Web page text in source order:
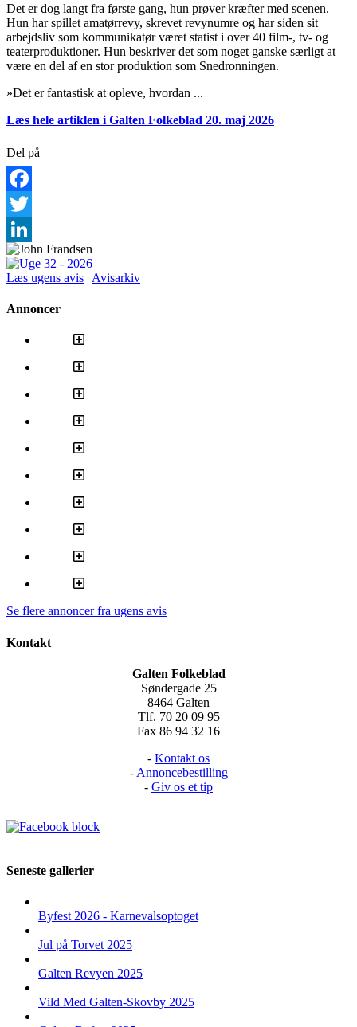
Det er dog langt fra første gang, hun prøver kræfter med scenen.
Hun har spillet amatørrevy, skrevet revynumre og har siden sit
arbejdsliv som kommunikatør været statist i over 40 film-, tv- og
teaterproduktioner. Hun beskriver det som noget ganske særligt at
være en del af en stor produktion som Snedronningen.
»Det er fantastisk at opleve, hvordan ...
Læs hele artiklen i Galten Folkeblad 20. maj 2026
Del på
Facebook
Twitter
LinkedIn
Læs ugens avis | Avisarkiv
Annoncer
Se flere annoncer fra ugens avis
Kontakt
Galten Folkeblad
Søndergade 25
8464 Galten
Tlf. 70 20 09 95
Fax 86 94 32 16
- Kontakt os
- Annoncebestilling
- Giv os et tip
Seneste gallerier
Byfest 2026 - Karnevalsoptoget
Jul på Torvet 2025
Galten Revyen 2025
Vild Med Galten-Skovby 2025